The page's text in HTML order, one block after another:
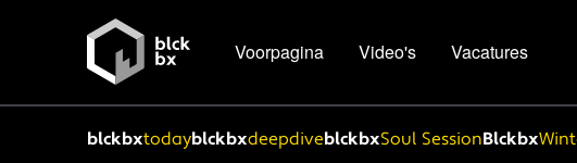
Voorpagina Video's Vacatures
blckbxtodayblckbxdeepdiveblckbxSoul SessionBlckbx